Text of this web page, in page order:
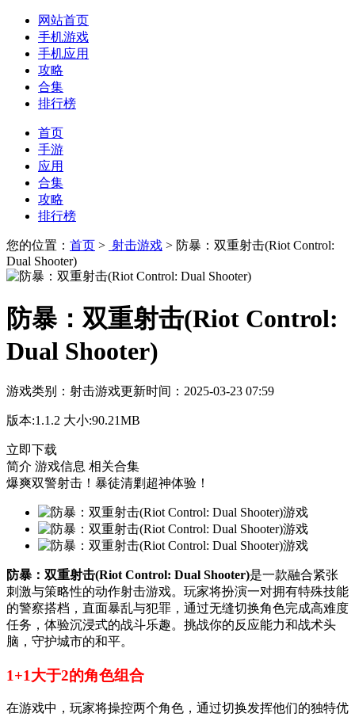
网站首页
手机游戏
手机应用
攻略
合集
排行榜
首页
手游
应用
合集
攻略
排行榜
您的位置： 首页 > 射击游戏 > 防暴：双重射击(Riot Control:
Dual Shooter)
防暴：双重射击(Riot Control:
Dual Shooter)
游戏类别： 射击游戏更新时间： 2025-03-23 07:59
版本:1.1.2 大小:90.21MB
立即下载
简介 游戏信息 相关合集
爆爽双警射击！暴徒清剿超神体验！
防暴：双重射击(Riot Control: Dual Shooter)是一款融合紧张
刺激与策略性的动作射击游戏。玩家将扮演一对拥有特殊技能
的警察搭档，直面暴乱与犯罪，通过无缝切换角色完成高难度
任务，体验沉浸式的战斗乐趣。挑战你的反应能力和战术头
脑，守护城市的和平。
1+1大于2的角色组合
在游戏中，玩家将操控两个角色，通过切换发挥他们的独特优